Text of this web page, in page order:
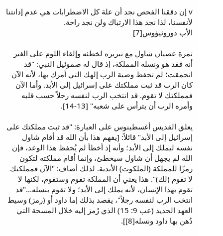
v إن دققنا الفحص نجد أن علة كل الاضطرابات هي عدم إدانتنا
لأنفسنا، لذا نجد هذا الارتباك ولن نجد راحة.
الأب دوروثيؤوس[7]
ثمرة عصيان شاول مع تبريره لخطئه وإلقاء اللوم على الغير
أنه فقد هو ونسله المملكة، إذ قال له صموئيل النبي: "قد
انحمقت؛ لم تحفظ وصية الرب إلهك التي أمرك بها، لأنه الآن
كان الرب قد ثبت مملكتك على إسرائيل إلى الأبد. وأما الآن
فمملكتك لا تقوم. قد انتخب الرب لنفسه رجلاً حسب قلبه
وأمره الرب أن يترأس على شعبه" [13-14].
يعلق القديس أغسطينوس على العبارة: "قد ثبت مملكتك على
إسرائيل إلى الأبد" قائلاً: [يفهم هذا بأن الله قد أقام شاول
نفسه ليملك إلى الأبد؛ وأنه إذ أخطأ لم يُحفظ هذا الوعد، فإن
الله لم يجهل أن شاول سيخطئ، وإنما أقام مملكته لتكون
رمزًا للمملكة (الملكوت) الأبدية. لذلك أضاف: "الآن فمملكتك
لا تقوم (لك)". هذا يعني أن المملكة تقوم وستقوم، لكنها لا
تقوم بهذا الإنسان، لأنه يملك إلى الأبد؛ ولا تقوم بنسله..."قد
انتخب الرب لنفسه رجلاً"، يقصد بذلك إما داود أو (رمز) وسيط
العهد الجديد (عب 9: 15) الذي رُمز إليه خلال المسحة التي
دُهن بها داود ونسله[8]].